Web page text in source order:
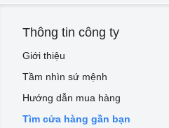
Thông tin công ty
Giới thiệu
Tầm nhìn sứ mệnh
Hướng dẫn mua hàng
Tìm cửa hàng gần bạn